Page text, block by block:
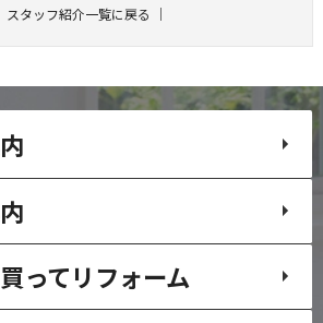
スタッフ紹介一覧に戻る ｜
ってリフォーム